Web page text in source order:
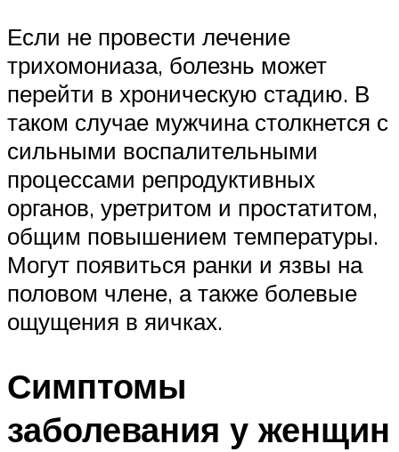
Если не провести лечение
трихомониаза, болезнь может
перейти в хроническую стадию. В
таком случае мужчина столкнется с
сильными воспалительными
процессами репродуктивных
органов, уретритом и простатитом,
общим повышением температуры.
Могут появиться ранки и язвы на
половом члене, а также болевые
ощущения в яичках.
Симптомы
заболевания у женщин